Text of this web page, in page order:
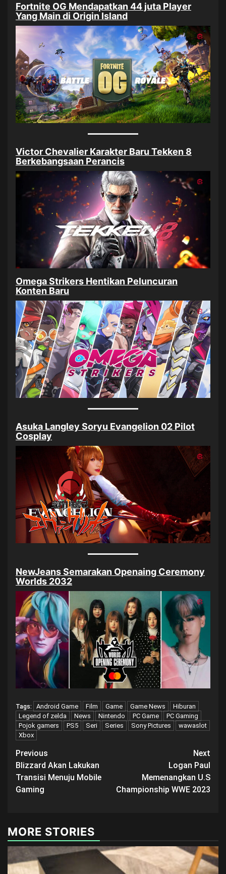
Fortnite OG Mendapatkan 44 juta Player
Yang Main di Origin Island
Victor Chevalier Karakter Baru Tekken 8
Berkebangsaan Perancis
Omega Strikers Hentikan Peluncuran
Konten Baru
Asuka Langley Soryu Evangelion 02 Pilot
Cosplay
NewJeans Semarakan Openaing Ceremony
Worlds 2032
Tags: Android Game Film Game Game News
Hiburan
Legend of zelda
News Nintendo PC Game
PC Gaming
Pojok gamers
PS5 Seri Series Sony Pictures
wawaslot
Xbox
Post
navigation
Previous
Blizzard Akan Lakukan
Transisi Menuju Mobile
Gaming
Next
Logan Paul
Memenangkan U.S
Championship WWE 2023
MORE STORIES